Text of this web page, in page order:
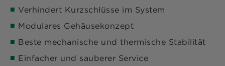
Verhindert Kurzschlüsse im System
Modulares Gehäusekonzept
Beste mechanische und thermische Stabilität
Einfacher und sauberer Service